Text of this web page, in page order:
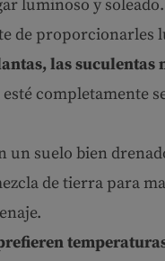
luminoso y soleado.
de proporcionarles
las suculentas
completamente
un suelo bien
de tierra para